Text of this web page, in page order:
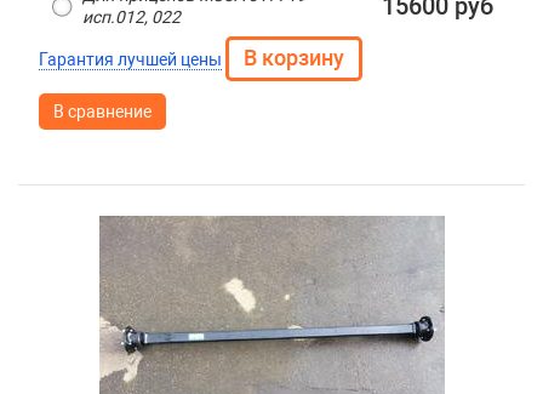
исп.012, 022
15600 руб
Гарантия лучшей цены
В сравнение